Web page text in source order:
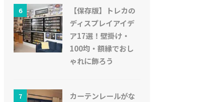
6
【保存版】トレカの
ディスプレイアイデ
ア17選！壁掛け・
100均・額縁でおし
ゃれに飾ろう
7
カーテンレールがな